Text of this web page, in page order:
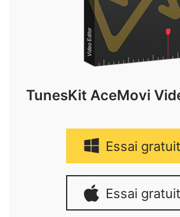
TunesKit AceMovi
Essai gratuit
Essai gratuit